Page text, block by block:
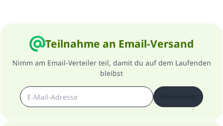
Teilnahme an Email-Versand
Nimm am Email-Verteiler teil, damit du auf dem Laufenden
bleibst